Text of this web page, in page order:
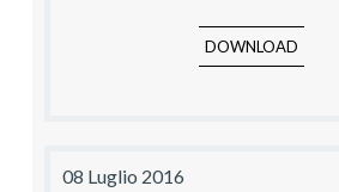
DOWNLOAD
08 Luglio 2016